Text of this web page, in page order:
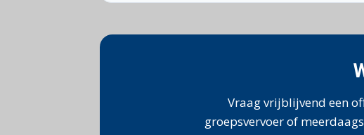
Vraag vrijblijvend een
groepsvervoer of